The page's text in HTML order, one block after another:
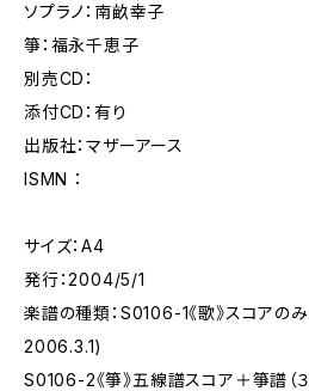
ソプラノ：南畝幸子
箏：福永千恵子
別売CD：
添付CD：有り
出版社：マザーアース
ISMN ：
サイズ：A4
発行：2004/5/1
楽譜の種類：S0106-1《歌》スコアのみ
2006.3.1)
S0106-2《箏》五線譜スコア＋箏譜（